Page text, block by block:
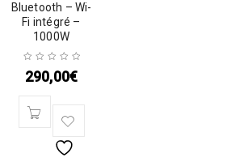
Bluetooth – Wi-
Fi intégré –
1000W
290,00€